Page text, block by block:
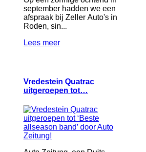
september hadden we een
afspraak bij Zeller Auto's in
Roden, sin...
Lees meer
Vredestein Quatrac
uitgeroepen tot…